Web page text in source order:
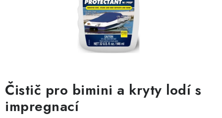
PRAMICE A MOTOROVÉ VESLICE
PLASTOVÉ LODĚ A ČLUNY
ŠLAPADLA
Čistič pro bimini a kryty lodí s
impregnací